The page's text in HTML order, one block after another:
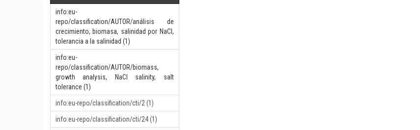
info:eu-
repo/classification/AUTOR/análisis de
crecimiento, biomasa, salinidad por NaCl,
tolerancia a la salinidad (1)
info:eu-
repo/classification/AUTOR/biomass,
growth analysis, NaCl salinity, salt
tolerance (1)
info:eu-repo/classification/cti/2 (1)
info:eu-repo/classification/cti/24 (1)